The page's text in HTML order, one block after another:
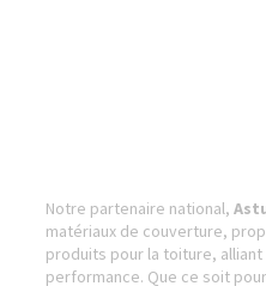
Notre partenaire national,
matériaux de couverture,
produits pour la toiture,
performance. Que ce soit